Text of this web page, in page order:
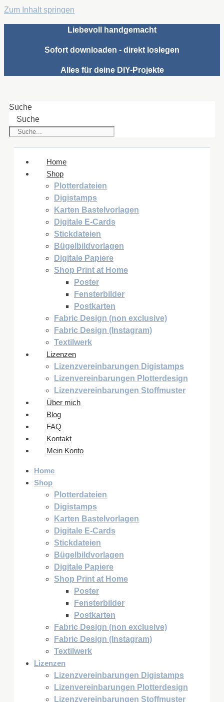
Zum Inhalt springen
Liebevoll handgemacht
Sofort downloaden - direkt loslegen
Alles für deine DIY-Projekte
Suche
Suche
Home
Shop
Plotterdateien
Digistamps
Karten Bastelvorlagen
Digitale E-Cards
Stickdateien
Bügelbildvorlagen
Digitale Papiere
Shop Print at Home
Poster
Fensterbilder
Postkarten
Fabric Design (non exclusive)
Fabric Design (Instagram)
Textilwerk
Lizenzen
Lizenzvereinbarungen Digistamps
Lizenvereinbarungen Plotterdesign
Lizenzvereinbarungen Stoffmuster
Über mich
Blog
FAQ
Kontakt
Mein Konto
Home
Shop
Plotterdateien
Digistamps
Karten Bastelvorlagen
Digitale E-Cards
Stickdateien
Bügelbildvorlagen
Digitale Papiere
Shop Print at Home
Poster
Fensterbilder
Postkarten
Fabric Design (non exclusive)
Fabric Design (Instagram)
Textilwerk
Lizenzen
Lizenzvereinbarungen Digistamps
Lizenvereinbarungen Plotterdesign
Lizenzvereinbarungen Stoffmuster